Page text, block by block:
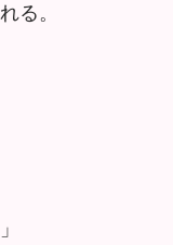
る。